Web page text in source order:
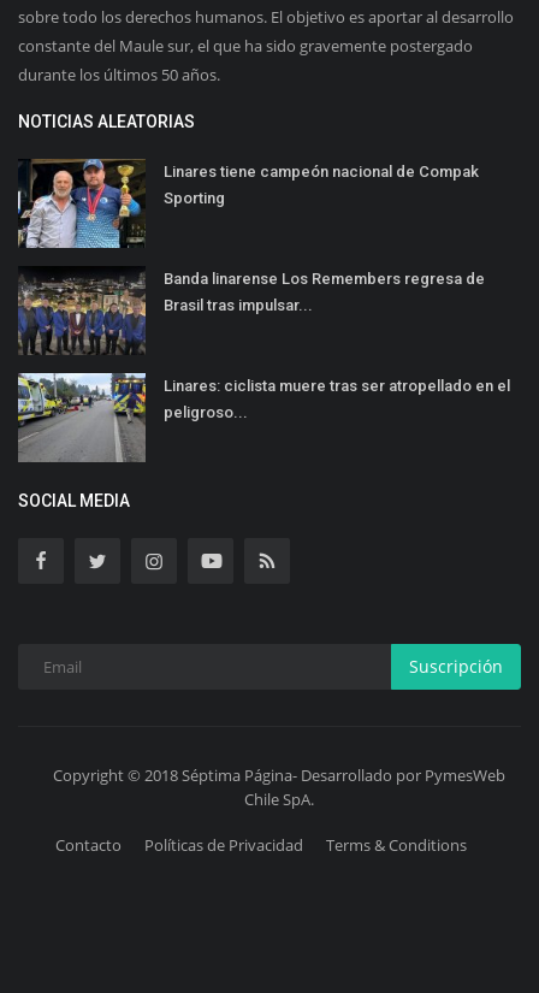
sobre todo los derechos humanos. El objetivo es aportar al desarrollo
constante del Maule sur, el que ha sido gravemente postergado
durante los últimos 50 años.
NOTICIAS ALEATORIAS
Linares tiene campeón nacional de Compak
Sporting
Banda linarense Los Remembers regresa de
Brasil tras impulsar...
Linares: ciclista muere tras ser atropellado en el
peligroso...
SOCIAL MEDIA
Suscripción
Copyright © 2018 Séptima Página- Desarrollado por PymesWeb
Chile SpA.
Contacto Políticas de Privacidad Terms & Conditions